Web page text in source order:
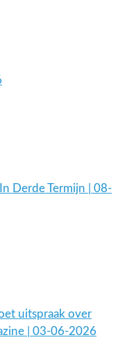
Derde Termijn | 08-
uitspraak over
| 03-06-2026